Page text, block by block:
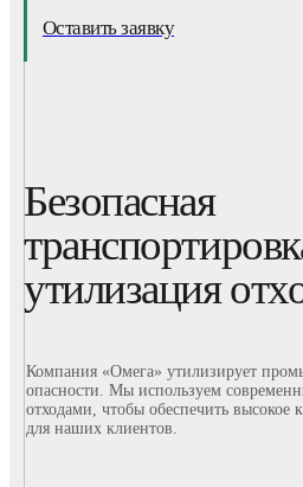
Оставить заявку
Безопасная
утилизация
Компания «Омега» утилизирует
опасности. Мы используем
отходами, чтобы обеспечить высокое
для наших клиентов.